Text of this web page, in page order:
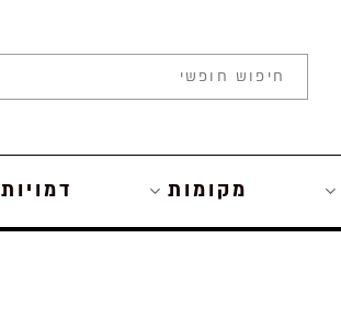
מקומות דמויות